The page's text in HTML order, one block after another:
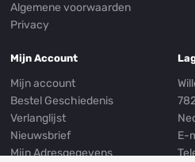
Algemene voorwaarden
Privacy
Mijn Account
Mijn account
Bestel Geschiedenis
Verlanglijst
Nieuwsbrief
Mijn Adresgegevens
E-